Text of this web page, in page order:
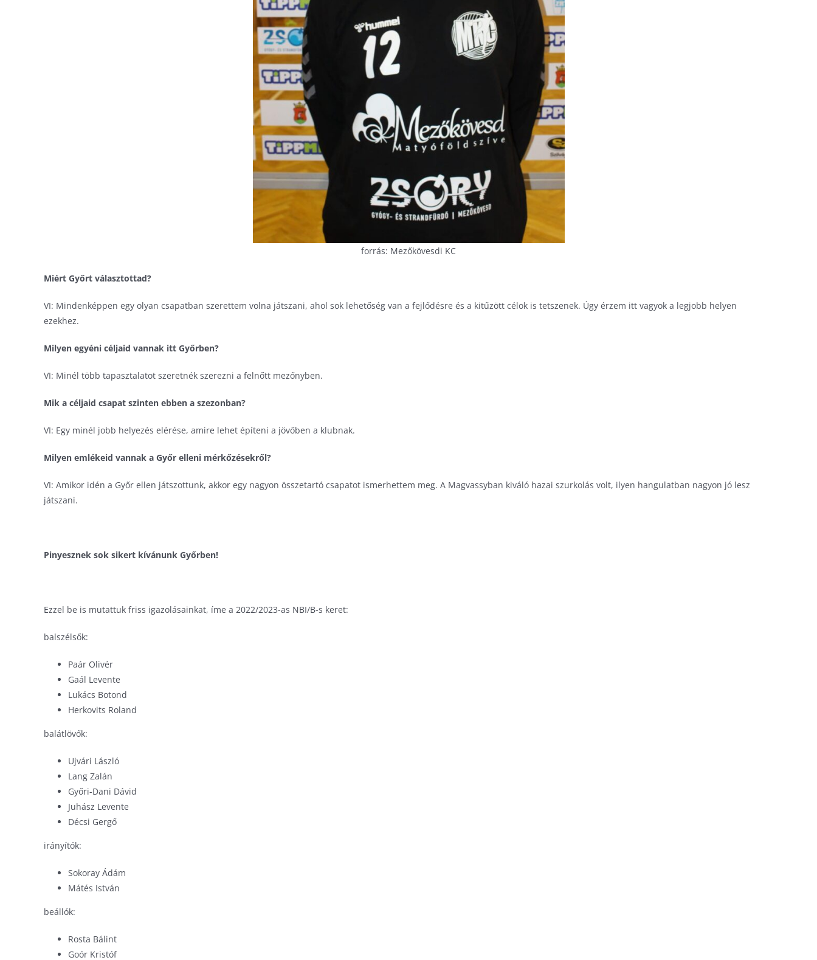
forrás: Mezőkövesdi KC
Miért Győrt választottad?
VI: Mindenképpen egy olyan csapatban szerettem volna játszani, ahol sok lehetőség van a fejlődésre és a kitűzött célok is tetszenek. Úgy érzem itt vagyok a legjobb helyen
ezekhez.
Milyen egyéni céljaid vannak itt Győrben?
VI: Minél több tapasztalatot szeretnék szerezni a felnőtt mezőnyben.
Mik a céljaid csapat szinten ebben a szezonban?
VI: Egy minél jobb helyezés elérése, amire lehet építeni a jövőben a klubnak.
Milyen emlékeid vannak a Győr elleni mérkőzésekről?
VI: Amikor idén a Győr ellen játszottunk, akkor egy nagyon összetartó csapatot ismerhettem meg. A Magvassyban kiváló hazai szurkolás volt, ilyen hangulatban nagyon jó lesz
játszani.
Pinyesznek sok sikert kívánunk Győrben!
Ezzel be is mutattuk friss igazolásainkat, íme a 2022/2023-as NBI/B-s keret:
balszélsők:
Paár Olivér
Gaál Levente
Lukács Botond
Herkovits Roland
balátlövők:
Ujvári László
Lang Zalán
Győri-Dani Dávid
Juhász Levente
Décsi Gergő
irányítók:
Sokoray Ádám
Mátés István
beállók:
Rosta Bálint
Goór Kristóf